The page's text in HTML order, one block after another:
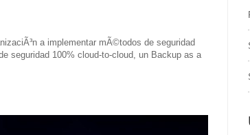
a implementar mÃ©todos de seguridad
seguridad 100% cloud-to-cloud, un Backup as a